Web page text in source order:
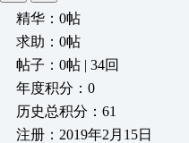
精华：0帖
求助：0帖
帖子：0帖 | 34回
年度积分：0
历史总积分：61
注册：2019年2月15日